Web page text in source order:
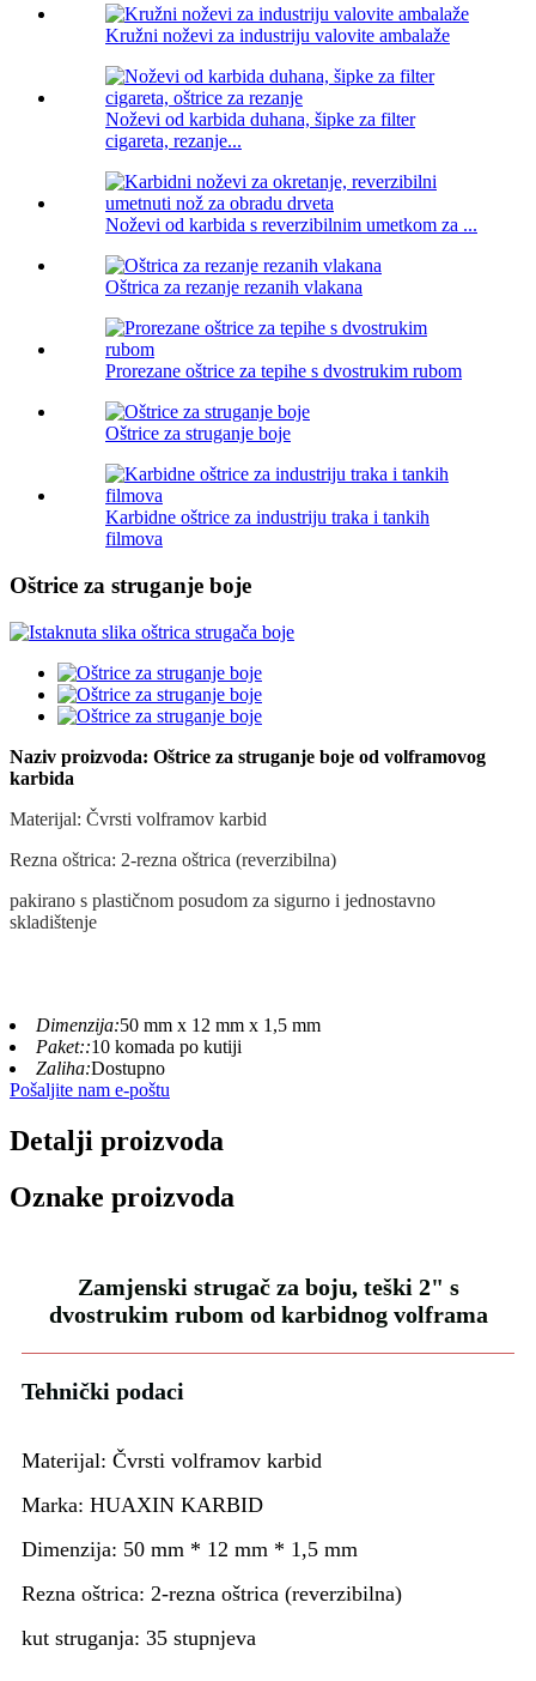
Kružni noževi za industriju valovite ambalaže
Noževi od karbida duhana, šipke za filter
cigareta, rezanje...
Noževi od karbida s reverzibilnim umetkom za ...
Oštrica za rezanje rezanih vlakana
Prorezane oštrice za tepihe s dvostrukim rubom
Oštrice za struganje boje
Karbidne oštrice za industriju traka i tankih
filmova
Oštrice za struganje boje
Naziv proizvoda: Oštrice za struganje boje od volframovog
karbida
Materijal: Čvrsti volframov karbid
Rezna oštrica: 2-rezna oštrica (reverzibilna)
pakirano s plastičnom posudom za sigurno i jednostavno
skladištenje
Dimenzija:50 mm x 12 mm x 1,5 mm
Paket::10 komada po kutiji
Zaliha:Dostupno
Pošaljite nam e-poštu
Detalji proizvoda
Oznake proizvoda
Zamjenski strugač za boju, teški 2" s
dvostrukim rubom od karbidnog volframa
Tehnički podaci
Materijal: Čvrsti volframov karbid
Marka: HUAXIN KARBID
Dimenzija: 50 mm * 12 mm * 1,5 mm
Rezna oštrica: 2-rezna oštrica (reverzibilna)
kut struganja: 35 stupnjeva